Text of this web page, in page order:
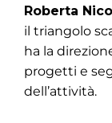
Roberta
il triangolo
ha la
progetti e
dell’attività.